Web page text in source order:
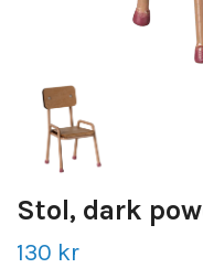
Stol, dark
130 kr